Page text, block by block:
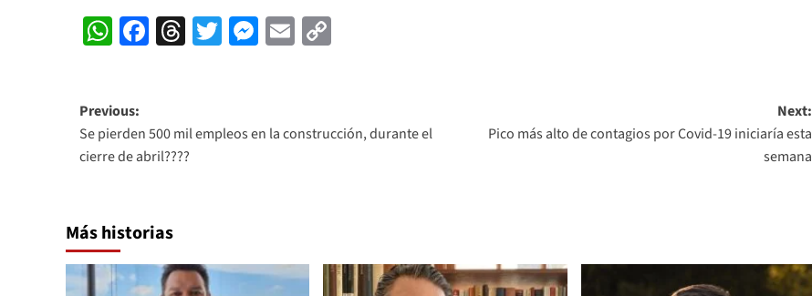
WhatsApp
Facebook
Threads
Twitter
Messenger
Email
Post
navigation
Previous:
Se pierden 500 mil empleos en la construcción, durante el
cierre de abril????
Next:
Pico más alto de contagios por Covid-19 iniciaría esta
semana
Más historias